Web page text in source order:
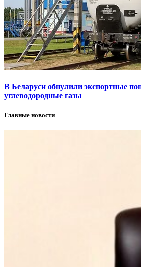
В Беларуси обнулили экспортные
углеводородные газы
Главные новости